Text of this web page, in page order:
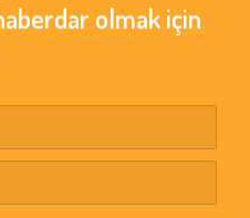
olmak için